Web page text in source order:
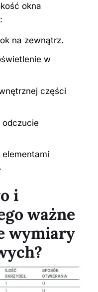
okna
na zewnątrz.
w
części
odczucie
i
ważne
wymiary